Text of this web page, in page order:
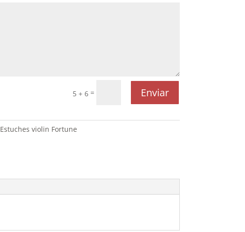
5 + 6= Enviar
Estuches violin Fortune